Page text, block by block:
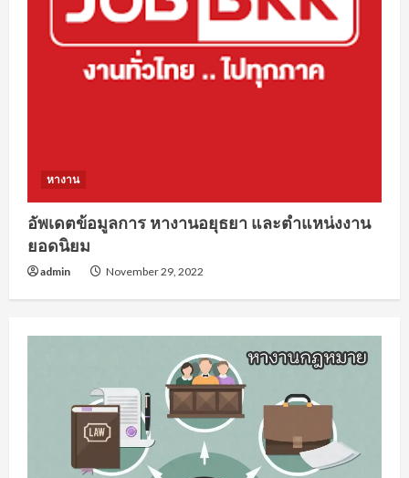
หางาน
อัพเดตข้อมูลการ หางานอยุธยา และตำแหน่งงาน
ยอดนิยม
admin November 29, 2022